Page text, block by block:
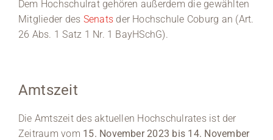
Dem Hochschulrat gehören außerdem die gewählten
Mitglieder des Senats der Hochschule Coburg an (Art.
26 Abs. 1 Satz 1 Nr. 1 BayHSchG).
Amtszeit
Die Amtszeit des aktuellen Hochschulrates ist der
Zeitraum vom 15. November 2023 bis 14. November